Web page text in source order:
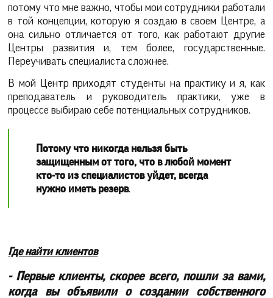
потому что мне важно, чтобы мои сотрудники работали
в той концепции, которую я создаю в своем Центре, а
она сильно отличается от того, как работают другие
Центры развития и, тем более, государственные.
Переучивать специалиста сложнее.
В мой Центр приходят студенты на практику и я, как
преподаватель и руководитель практики, уже в
процессе выбираю себе потенциальных сотрудников.
Потому что никогда нельзя быть
защищенным от того, что в любой момент
кто-то из специалистов уйдет, всегда
нужно иметь резерв.
Где найти клиентов
- Первые клиенты, скорее всего, пошли за вами,
когда вы объявили о создании собственного